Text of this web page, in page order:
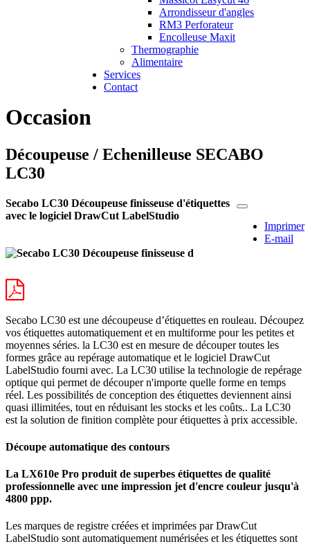
Arrondisseur d'angles
RM3 Perforateur
Encolleuse Maxit
Thermographie
Alimentaire
Services
Contact
Occasion
Découpeuse / Echenilleuse SECABO
LC30
Imprimer
E-mail
Secabo LC30 Découpeuse finisseuse d'étiquettes
avec le logiciel DrawCut LabelStudio
Secabo LC30 est une découpeuse d’étiquettes en rouleau. Découpez
vos étiquettes automatiquement et en multiforme pour les petites et
moyennes séries. la LC30 est en mesure de découper toutes les
formes grâce au repérage automatique et le logiciel DrawCut
LabelStudio fourni avec. La LC30 utilise la technologie de repérage
optique qui permet de découper n'importe quelle forme en temps
réel. Les possibilités de conception des étiquettes deviennent ainsi
quasi illimitées, tout en réduisant les stocks et les coûts.. La LC30
est la solution de finition complète pour étiquettes à prix accessible.
Découpe automatique des contours
La LX610e Pro produit de superbes étiquettes de qualité
professionnelle avec une impression jet d'encre couleur jusqu'à
4800 ppp.
Les marques de registre créées et imprimées par DrawCut
LabelStudio sont automatiquement numérisées et les étiquettes sont